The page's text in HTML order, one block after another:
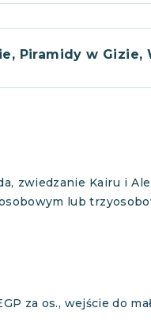
Piramidy w Gizie,
zwiedzanie Kairu i
lub
za os., wejście do